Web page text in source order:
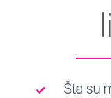
Šta su